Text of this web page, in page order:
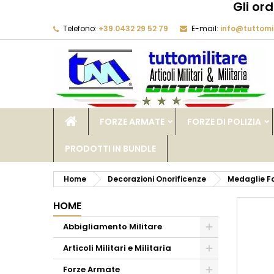
Gli
Telefono: +39.0432 29 52 79 E-mail:
FORZE ARMATE FORZE DI POLIZIA
PRODOTTI IN BUNDLE
Home Decorazioni Onorificenze Medaglie
HOME
Abbigliamento Militare
Articoli Militari e Militaria
Forze Armate